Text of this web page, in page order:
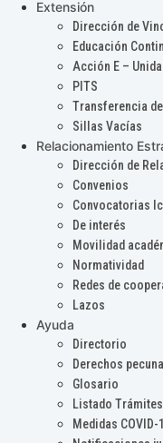
Extensión
Dirección de
Educación
Acción E –
PITS
Transferencia
Sillas Vacías
Relacionamiento
Dirección de
Convenios
Convocatorias
De interés
Movilidad
Normatividad
Redes de
Lazos
Ayuda
Directorio
Derechos
Glosario
Listado Trámites
Medidas COVID-